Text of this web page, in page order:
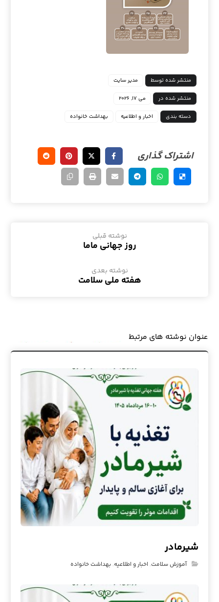
منتشر شده توسط مدیر سایت
منتشر شده در می ۱۷, ۲۰۲۶
دسته بندی اخبار و اطلاعیه بهداشت خانواده
نوشته قبلی
روز جهانی ماما
نوشته بعدی
هفته ملی سلامت
عنوان ‫نوشته های مرتبط
شیرمادر
آموزش سلامت, اخبار و اطلاعیه,بهداشت خانواده